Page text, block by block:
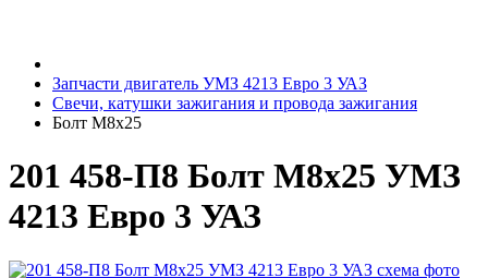
Запчасти двигатель УМЗ 4213 Евро 3 УАЗ
Свечи, катушки зажигания и провода зажигания
Болт М8х25
201 458-П8 Болт М8х25 УМЗ
4213 Евро 3 УАЗ